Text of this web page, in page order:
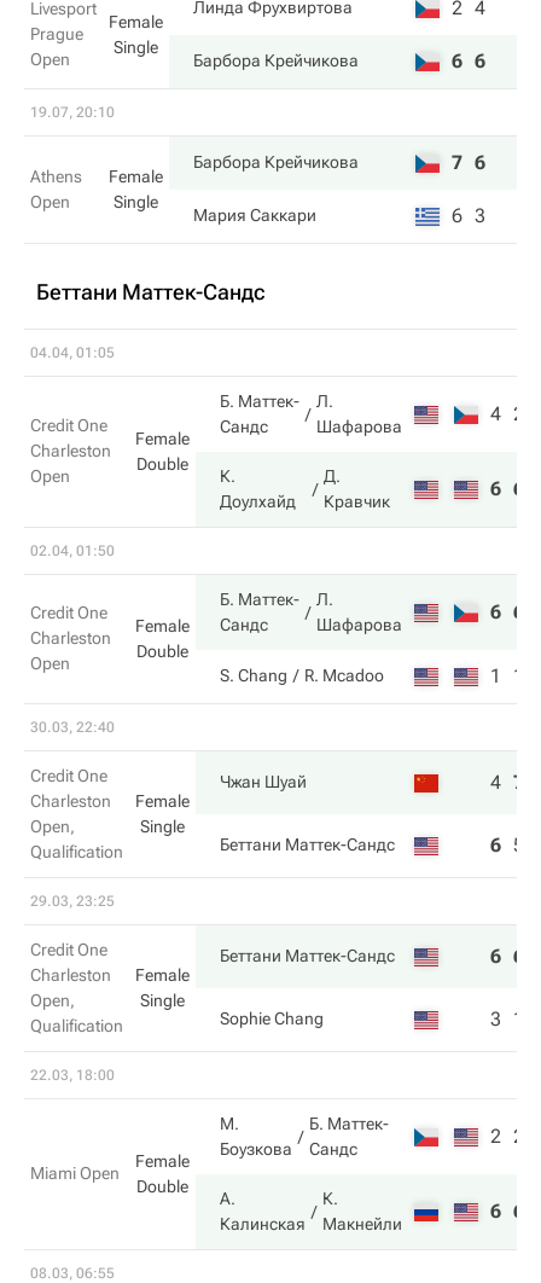
Livesport
Prague
Open
Female
Single
Линда Фрухвиртова 2 4
Барбора Крейчикова 6 6
19.07, 20:10
Athens
Open
Female
Single
Барбора Крейчикова 7 6
Мария Саккари 6 3
Беттани Маттек-Сандс
04.04, 01:05
Credit One
Charleston
Open
Female
Double
Б. Маттек-
Сандс
Л.
Шафарова
4 2
К.
Доулхайд
Д.
Кравчик
6 6
02.04, 01:50
Credit One
Charleston
Open
Female
Double
Б. Маттек-
Сандс
Л.
Шафарова
6 6
S. Chang R. Mcadoo 1 1
30.03, 22:40
Credit One
Charleston
Open,
Qualification
Female
Single
Чжан Шуай 4 7
Беттани Маттек-Сандс 6 5
29.03, 23:25
Credit One
Charleston
Open,
Qualification
Female
Single
Беттани Маттек-Сандс 6 6
Sophie Chang 3 1
22.03, 18:00
Miami Open
Female
Double
М.
Боузкова
Б. Маттек-
Сандс
2 2
А.
Калинская
К.
Макнейли
6 6
08.03, 06:55